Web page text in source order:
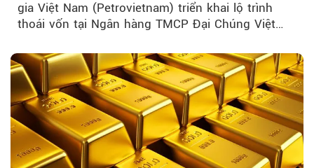
gia Việt Nam (Petrovietnam) triển khai lộ trình
thoái vốn tại Ngân hàng TMCP Đại Chúng Việt